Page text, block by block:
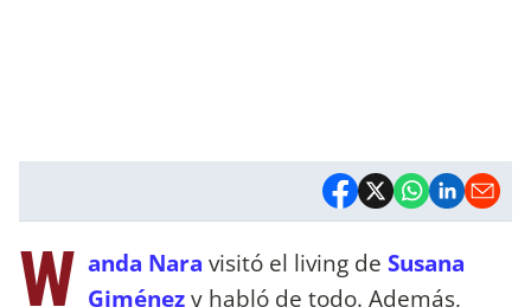
W anda Nara visitó el living de Susana
Giménezy habló de todo. Además,